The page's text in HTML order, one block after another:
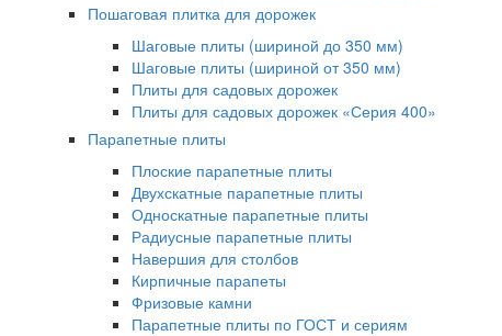
Пошаговая плитка для дорожек
Шаговые плиты (шириной до 350 мм)
Шаговые плиты (шириной от 350 мм)
Плиты для садовых дорожек
Плиты для садовых дорожек «Серия 400»
Парапетные плиты
Плоские парапетные плиты
Двухскатные парапетные плиты
Односкатные парапетные плиты
Радиусные парапетные плиты
Навершия для столбов
Кирпичные парапеты
Фризовые камни
Парапетные плиты по ГОСТ и сериям